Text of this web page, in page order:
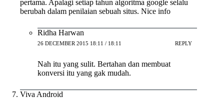
pertama. Apalagi setiap tahun algoritma google selalu
berubah dalam penilaian sebuah situs. Nice info
Ridha Harwan
26 DECEMBER 2015 18:11 / 18:11 REPLY
Nah itu yang sulit. Bertahan dan membuat
konversi itu yang gak mudah.
Viva Android